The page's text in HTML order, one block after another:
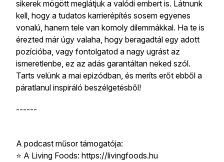
sikerek mögött meglátjuk a valódi embert is. Látnunk
kell, hogy a tudatos karrierépítés sosem egyenes
vonalú, hanem tele van komoly dilemmákkal. Ha te is
érezted már úgy valaha, hogy beragadtál egy adott
pozícióba, vagy fontolgatod a nagy ugrást az
ismeretlenbe, ez az adás garantáltan neked szól.
Tarts velünk a mai epizódban, és meríts erőt ebből a
páratlanul inspiráló beszélgetésből!
------
A podcast műsor támogatója:
⭐️ A Living Foods: https://livingfoods.hu